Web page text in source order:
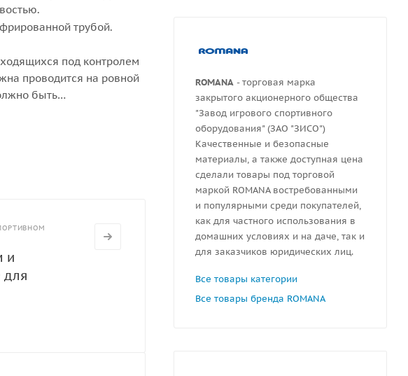
трубой.
под контролем
проводится на ровной
быть
и
для
ROMANA - торговая марка
закрытого акционерного общества
"Завод игрового спортивного
оборудования" (ЗАО "ЗИСО")
Качественные и безопасные
материалы, а также доступная цена
сделали товары под торговой
маркой ROMANA востребованными
и популярными среди покупателей,
как для частного использования в
домашних условиях и на даче, так и
для заказчиков юридических лиц.
Все товары категории
Все товары бренда ROMANA